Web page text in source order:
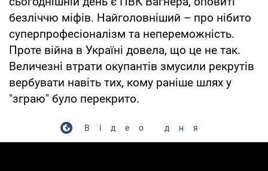
безліччю міфів. Найголовніший – про нібито
суперпрофесіоналізм та непереможність.
Проте війна в Україні довела, що це не так.
Величезні втрати окупантів змусили рекрутів
вербувати навіть тих, кому раніше шлях у
"зграю" було перекрито.
Відео дня